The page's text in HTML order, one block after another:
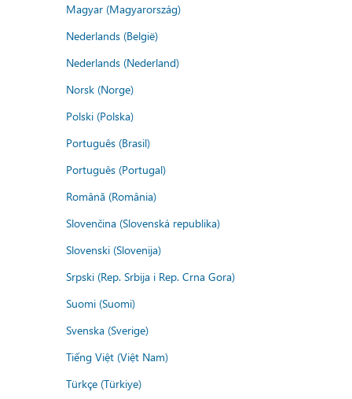
Magyar (Magyarország)
Nederlands (België)
Nederlands (Nederland)
Norsk (Norge)
Polski (Polska)
Português (Brasil)
Português (Portugal)
Română (România)
Slovenčina (Slovenská republika)
Slovenski (Slovenija)
Srpski (Rep. Srbija i Rep. Crna Gora)
Suomi (Suomi)
Svenska (Sverige)
Tiếng Việt (Việt Nam)
Türkçe (Türkiye)